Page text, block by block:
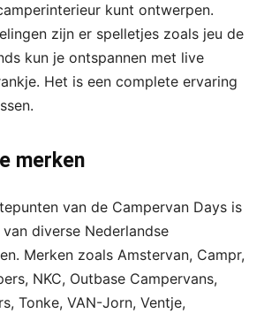
kunt ontwerpen.
zijn er spelletjes zoals jeu de
kun je ontspannen met live
Het is een complete ervaring
merken
van de Campervan Days is
diverse Nederlandse
Merken zoals Amstervan, Campr,
NKC, Outbase Campervans,
Tonke, VAN-Jorn, Ventje,